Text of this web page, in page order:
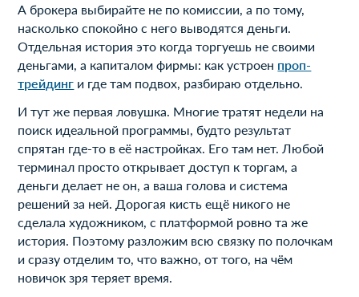
А брокера выбирайте не по комиссии, а по тому,
насколько спокойно с него выводятся деньги.
Отдельная история это когда торгуешь не своими
деньгами, а капиталом фирмы: как устроен проп-
трейдинг и где там подвох, разбираю отдельно.
И тут же первая ловушка. Многие тратят недели на
поиск идеальной программы, будто результат
спрятан где-то в её настройках. Его там нет. Любой
терминал просто открывает доступ к торгам, а
деньги делает не он, а ваша голова и система
решений за ней. Дорогая кисть ещё никого не
сделала художником, с платформой ровно та же
история. Поэтому разложим всю связку по полочкам
и сразу отделим то, что важно, от того, на чём
новичок зря теряет время.